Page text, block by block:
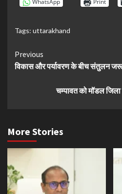
WhatsApp Print
Tags: uttarakhand
Continue
Reading
Previous
विकास और पर्यावरण के बीच संतुलन
चम्पावत को मॉडल
More Stories